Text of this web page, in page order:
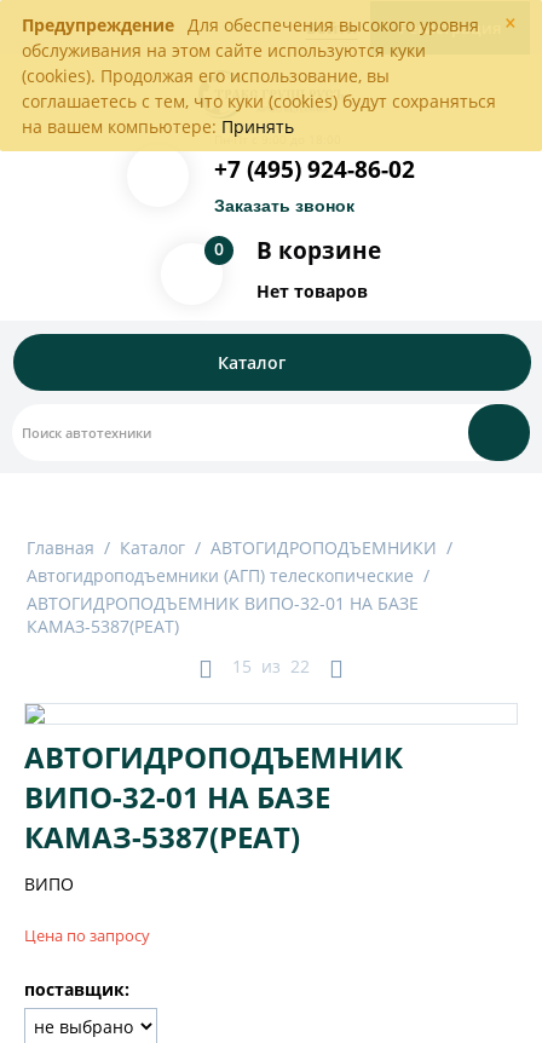
×
Предупреждение Для обеспечения высокого уровня
обслуживания на этом сайте используются куки
(cookies). Продолжая его использование, вы
соглашаетесь с тем, что куки (cookies) будут сохраняться
на вашем компьютере: Принять
Войти Регистрация
Пн-Пт с 9:00 до 18:00
+7 (495) 924-86-02
Заказать звонок
В корзине
0
Нет товаров
Каталог
Главная / Каталог / АВТОГИДРОПОДЪЕМНИКИ /
Автогидроподъемники (АГП) телескопические /
АВТОГИДРОПОДЪЕМНИК ВИПО-32-01 НА БАЗЕ
КАМАЗ-5387(РЕАТ)
15 из 22
АВТОГИДРОПОДЪЕМНИК
ВИПО-32-01 НА БАЗЕ
КАМАЗ-5387(РЕАТ)
ВИПО
Цена по запросу
поставщик: